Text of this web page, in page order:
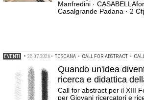
Manfredini ·
Casalgrande Padana · 2
EVENTI • 28.07.2026 • TOSCANA • CALL FOR ABSTRACT •
Quando un'idea
ricerca e didattica
Call for abstract per il XIII
per Giovani ricercatori e